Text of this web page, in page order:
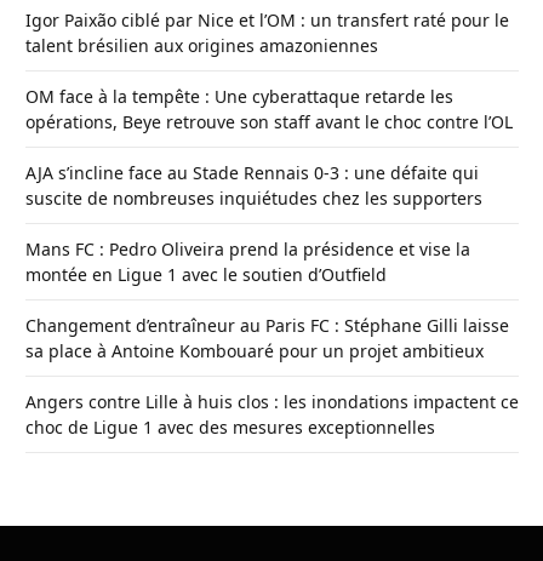
Igor Paixão ciblé par Nice et l’OM : un transfert raté pour le
talent brésilien aux origines amazoniennes
OM face à la tempête : Une cyberattaque retarde les
opérations, Beye retrouve son staff avant le choc contre l’OL
AJA s’incline face au Stade Rennais 0-3 : une défaite qui
suscite de nombreuses inquiétudes chez les supporters
Mans FC : Pedro Oliveira prend la présidence et vise la
montée en Ligue 1 avec le soutien d’Outfield
Changement d’entraîneur au Paris FC : Stéphane Gilli laisse
sa place à Antoine Kombouaré pour un projet ambitieux
Angers contre Lille à huis clos : les inondations impactent ce
choc de Ligue 1 avec des mesures exceptionnelles